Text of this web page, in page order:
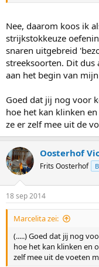
Nee, daarom koos ik
strijkstokkeuze
snaren uitgebreid
streeksoorten. Dit dus
aan het begin van
Goed dat jij nog voor
hoe het kan klinken
ze er zelf mee uit de
Oosterhof
Frits Oosterhof
18 sep 2014
Marcelita zei:
(.....) Goed dat jij nog
hoe het kan klinken en
zelf mee uit de voeten